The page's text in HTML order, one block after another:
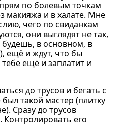
по болевым точкам
макияжа и в халате. Мне
чего по свиданкам
они выглядят не так,
будешь, в основном, в
ещё и ждут, что бы
тебе ещё и заплатит и
до трусов и бегать с
такой мастер (плитку
Сразу до трусов
Контролировать его